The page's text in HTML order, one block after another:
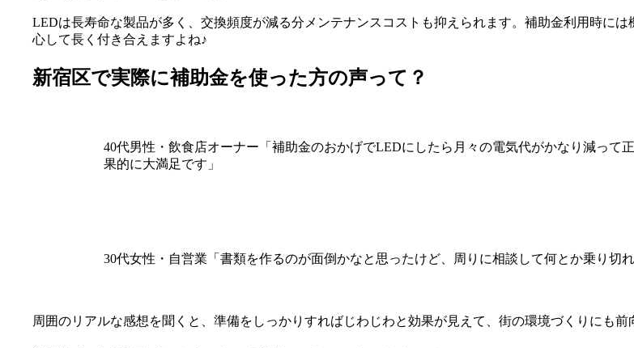
LEDは長寿命な製品が多く、交換頻度が減る分メンテナンスコストも抑えられます。補助金利用時に
心して長く付き合えますよね♪
新宿区で実際に補助金を使った方の声って？
40代男性・飲食店オーナー「補助金のおかげでLEDにしたら月々の電気代がかなり減って
果的に大満足です」
30代女性・自営業「書類を作るのが面倒かなと思ったけど、周りに相談して何とか乗り切
周囲のリアルな感想を聞くと、準備をしっかりすればじわじわと効果が見えて、街の環境づくりにも前